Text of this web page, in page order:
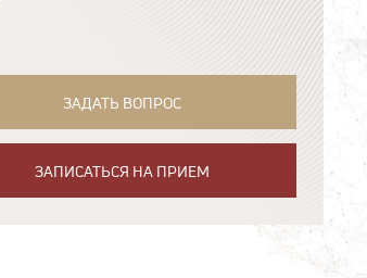
ЗАДАТЬ ВОПРОС
ЗАПИСАТЬСЯ НА ПРИЕМ